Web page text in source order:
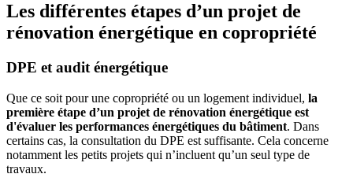
Les différentes étapes d’un projet de
rénovation énergétique en copropriété
DPE et audit énergétique
Que ce soit pour une copropriété ou un logement individuel, la
première étape d’un projet de rénovation énergétique est
d'évaluer les performances énergétiques du bâtiment. Dans
certains cas, la consultation du DPE est suffisante. Cela concerne
notamment les petits projets qui n’incluent qu’un seul type de
travaux.